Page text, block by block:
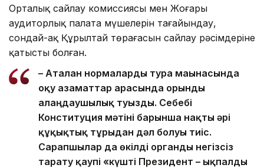
Орталық сайлау комиссиясы мен Жоғары
аудиторлық палата мүшелерін тағайындау,
сондай-ақ Құрылтай төрағасын сайлау рәсімдеріне
қатысты болған.
– Аталған нормаларды тура мағынасында
оқу азаматтар арасында орынды
алаңдаушылық туғызды. Себебі
Конституция мәтіні барынша нақты әрі
құқықтық тұрғыдан дәл болуы тиіс.
Сарапшылар да өкілді органды негізсіз
тарату қаупі «күшті Президент – ықпалды